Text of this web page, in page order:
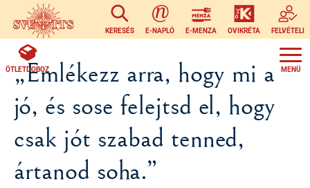
Ugrás a tartalomra
KERESÉS E-NAPLÓ E-MENZA OVIKRÉTA FELVÉTELI
ÖTLETDOBOZ
„Emlékezz arra, hogy mi a
jó, és sose felejtsd el, hogy
csak jót szabad tenned,
ártanod soha.”